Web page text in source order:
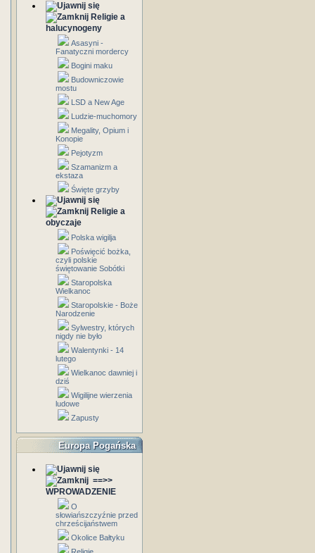
Religie a
halucynogeny
Asasyni -
Fanatyczni mordercy
Bogini maku
Budowniczowie
mostu
LSD a New Age
Ludzie-muchomory
Megality, Opium i
Konopie
Pejotyzm
Szamanizm a
ekstaza
Święte grzyby
Religie a
obyczaje
Polska wigilja
Poświęcić bożka,
czyli polskie
świętowanie Sobótki
Staropolska
Wielkanoc
Staropolskie - Boże
Narodzenie
Sylwestry, których
nigdy nie było
Walentynki - 14
lutego
Wielkanoc dawniej i
dziś
Wigilijne wierzenia
ludowe
Zapusty
Europa Pogańska
==>>
WPROWADZENIE
O
słowiańszczyźnie przed
chrześcijaństwem
Okolice Bałtyku